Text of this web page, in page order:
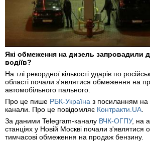
Які обмеження на дизель запровадили
водіїв?
На тлі рекордної кількості ударів по
області почали з'являтися обмеження на
автомобільного пального.
Про це пише РБК-Україна з посиланням на
канали. Про це повідомляє Контракти.UA
За даними Telegram-каналу ВЧК-ОГПУ, на
станціях у Новій Москві почали з'являтися
тимчасові обмеження на продаж бензину.